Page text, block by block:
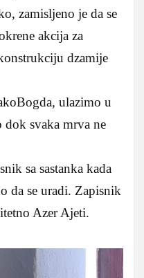
zamisljeno je da se
akcija za
dzamije
ulazimo u
dok svaka mrva ne
sa sastanka kada
da se uradi. Zapisnik
Azer Ajeti.